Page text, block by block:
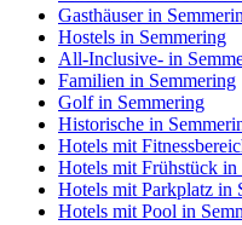
Gasthäuser in
Hostels in Semmering
All-Inclusive- in
Familien in Semmering
Golf in Semmering
Historische in
Hotels mit
Hotels mit Frühstück in
Hotels mit Parkplatz in
Hotels mit Pool in